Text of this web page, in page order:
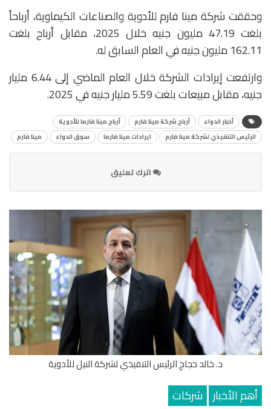
وحققت شركة مينا فارم للأدوية والصناعات الكيماوية، أرباحاً
بلغت 47.19 مليون جنيه خلال 2025، مقابل أرباح بلغت
162.11 مليون جنيه في العام السابق له.
وارتفعت إيرادات الشركة خلال العام الماضي إلى 6.44 مليار
جنيه، مقابل مبيعات بلغت 5.59 مليار جنيه في 2025.
أخبار الدواء أرباح شركة مينا فارم
أرباح مينا فارما للأدوية
الرئيس التنفيذي لشركة مينا فارم
ايرادات مينا فارما سوق الدواء مينا فارم
اترك تعليق
د. خالد حجاج الرئيس التنفيذي لشركة النيل للأدوية
أهم الأخبار شركات